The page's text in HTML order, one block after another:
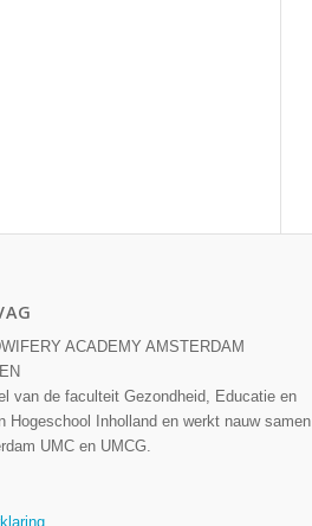
ACADEMY AMSTERDAM
van de faculteit Gezondheid, Educatie en
Hogeschool Inholland en werkt nauw samen
UMC en UMCG.